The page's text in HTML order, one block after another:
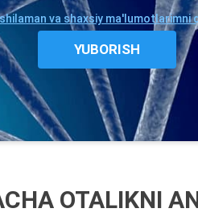
va shaxsiy
OTALIKNI